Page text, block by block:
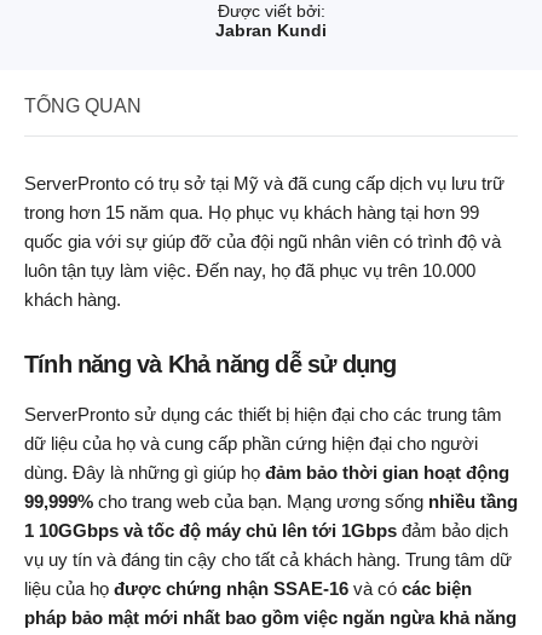
Được viết bởi:
Jabran Kundi
TỔNG QUAN
ServerPronto có trụ sở tại Mỹ và đã cung cấp dịch vụ lưu trữ
trong hơn 15 năm qua. Họ phục vụ khách hàng tại hơn 99
quốc gia với sự giúp đỡ của đội ngũ nhân viên có trình độ và
luôn tận tụy làm việc. Đến nay, họ đã phục vụ trên 10.000
khách hàng.
Tính năng và Khả năng dễ sử dụng
ServerPronto sử dụng các thiết bị hiện đại cho các trung tâm
dữ liệu của họ và cung cấp phần cứng hiện đại cho người
dùng. Đây là những gì giúp họ đảm bảo thời gian hoạt động
99,999% cho trang web của bạn. Mạng ương sống nhiều tầng
1 10GGbps và tốc độ máy chủ lên tới 1Gbps đảm bảo dịch
vụ uy tín và đáng tin cậy cho tất cả khách hàng. Trung tâm dữ
liệu của họ được chứng nhận SSAE-16 và có các biện
pháp bảo mật mới nhất bao gồm việc ngăn ngừa khả năng